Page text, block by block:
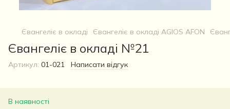
Євангеліє в окладі Євангеліє в окладі AGIOS AFON
Євангеліє в окладі №21
Артикул: 01-021 Написати відгук
В наявності